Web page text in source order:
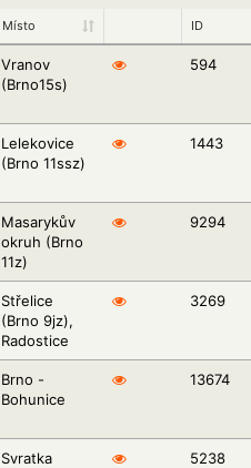
Místo ID
Vranov
(Brno15s)
594
Lelekovice
(Brno 11ssz)
1443
Masarykův
okruh (Brno
11z)
9294
Střelice
(Brno 9jz),
Radostice
3269
Brno -
Bohunice
13674
Svratka
5238